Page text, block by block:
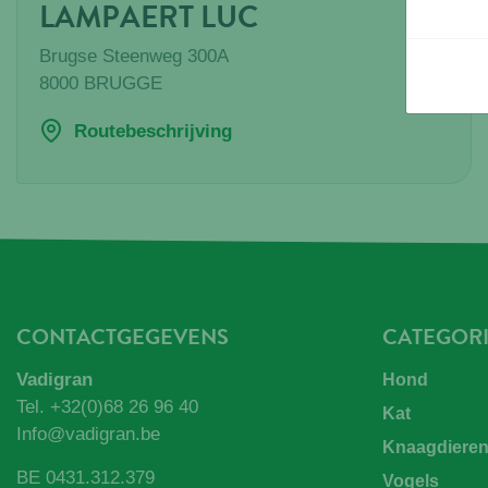
LAMPAERT LUC
Brugse Steenweg 300A
8000 BRUGGE
Routebeschrijving
CONTACTGEGEVENS
Vadigran
Tel. +32(0)68 26 96 40
Info@vadigran.be
BE 0431.312.379
Hond
Kat
Knaagdieren
Vogels